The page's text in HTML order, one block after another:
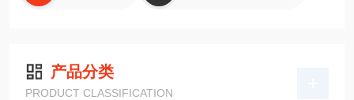
产品分类
PRODUCT CLASSIFICATION